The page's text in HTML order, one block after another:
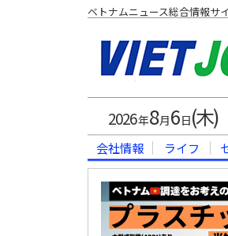
ベトナムニュース総合情報サ
2026年8月6 日(木)
会社情報 ライフ